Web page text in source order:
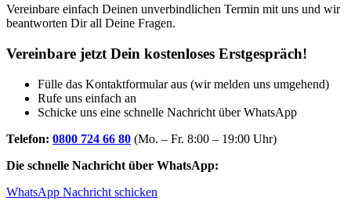
Vereinbare einfach Deinen unverbindlichen Termin mit uns und wir
beantworten Dir all Deine Fragen.
Vereinbare jetzt Dein kostenloses Erstgespräch!
Fülle das Kontaktformular aus (wir melden uns umgehend)
Rufe uns einfach an
Schicke uns eine schnelle Nachricht über WhatsApp
Telefon: 0800 724 66 80 (Mo. – Fr. 8:00 – 19:00 Uhr)
Die schnelle Nachricht über WhatsApp:
WhatsApp Nachricht schicken